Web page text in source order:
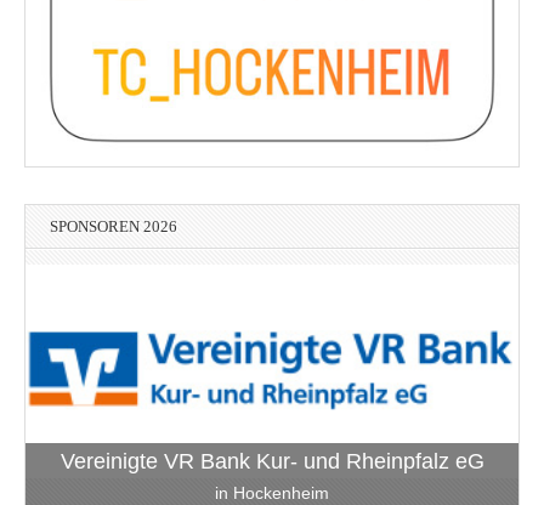
SPONSOREN 2026
Vereinigte VR Bank Kur- und Rheinpfalz eG
in Hockenheim